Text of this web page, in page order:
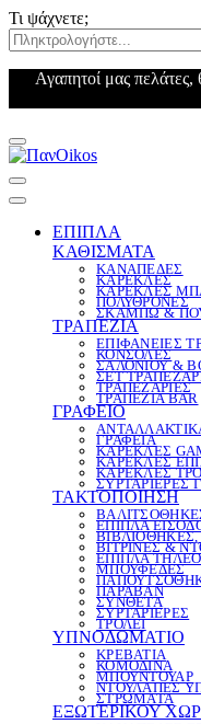
Τι ψάχνετε;
Αγαπητοί μας
ΕΠΙΠΛΑ
ΚΑΘΙΣΜΑΤΑ
ΚΑΝΑΠΕΔΕΣ
ΚΑΡΕΚΛΕΣ
ΚΑΡΕΚΛΕΣ
ΠΟΛΥΘΡΟΝΕΣ
ΣΚΑΜΠΩ &
ΤΡΑΠΕΖΙΑ
ΕΠΙΦΑΝΕΙΕΣ
ΚΟΝΣΟΛΕΣ
ΣΑΛΟΝΙΟΥ &
ΣΕΤ
ΤΡΑΠΕΖΑΡΙΕΣ
ΤΡΑΠΕΖΙΑ BAR
ΓΡΑΦΕΙΟ
ΓΡΑΦΕΙΑ
ΚΑΡΕΚΛΕΣ
ΚΑΡΕΚΛΕΣ
ΚΑΡΕΚΛΕΣ
ΣΥΡΤΑΡΙΕΡΕΣ
ΤΑΚΤΟΠΟΙΗΣΗ
ΕΠΙΠΛΑ
ΒΙΒΛΙΟΘΗΚΕΣ,
ΒΙΤΡΙΝΕΣ &
ΕΠΙΠΛΑ
ΜΠΟΥΦΕΔΕΣ
ΠΑΡΑΒΑΝ
ΣΥΝΘΕΤΑ
ΣΥΡΤΑΡΙΕΡΕΣ
ΤΡΟΛΕΪ
ΥΠΝΟΔΩΜΑΤΙΟ
ΚΡΕΒΑΤΙΑ
ΚΟΜΟΔΙΝΑ
ΜΠΟΥΝΤΟΥΑΡ
ΝΤΟΥΛΑΠΕΣ
ΣΤΡΩΜΑΤΑ
ΕΞΩΤΕΡΙΚΟΥ